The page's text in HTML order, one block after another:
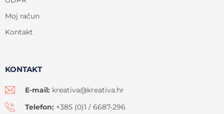
Moj račun
Kontakt
KONTAKT
E-mail: kreativa@kreativa.hr
Telefon: +385 (0)1 / 6687-296